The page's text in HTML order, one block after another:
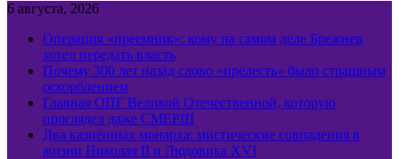
6 августа, 2026
Операция «преемник»: кому на самом деле Брежнев
хотел передать власть
Почему 300 лет назад слово «прелесть» было страшным
оскорблением
Главная ОПГ Великой Отечественной, которую
проглядел даже СМЕРШ
Два казнённых монарха: мистические совпадения в
жизни Николая II и Людовика XVI